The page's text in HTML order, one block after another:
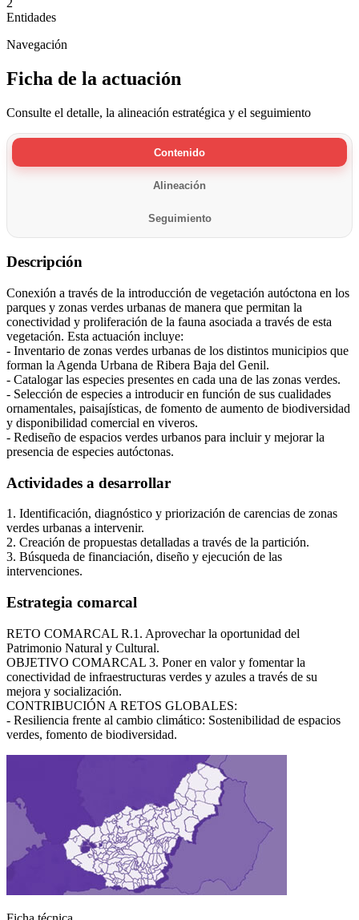
Entidades
Navegación
Ficha de la actuación
Consulte el detalle, la alineación estratégica y el seguimiento
Contenido
Alineación
Seguimiento
Descripción
Conexión a través de la introducción de vegetación autóctona en los
parques y zonas verdes urbanas de manera que permitan la
conectividad y proliferación de la fauna asociada a través de esta
vegetación. Esta actuación incluye:
- Inventario de zonas verdes urbanas de los distintos municipios que
forman la Agenda Urbana de Ribera Baja del Genil.
- Catalogar las especies presentes en cada una de las zonas verdes.
- Selección de especies a introducir en función de sus cualidades
ornamentales, paisajísticas, de fomento de aumento de biodiversidad
y disponibilidad comercial en viveros.
- Rediseño de espacios verdes urbanos para incluir y mejorar la
presencia de especies autóctonas.
Actividades a desarrollar
1. Identificación, diagnóstico y priorización de carencias de zonas
verdes urbanas a intervenir.
2. Creación de propuestas detalladas a través de la partición.
3. Búsqueda de financiación, diseño y ejecución de las
intervenciones.
Estrategia comarcal
RETO COMARCAL R.1. Aprovechar la oportunidad del
Patrimonio Natural y Cultural.
OBJETIVO COMARCAL 3. Poner en valor y fomentar la
conectividad de infraestructuras verdes y azules a través de su
mejora y socialización.
CONTRIBUCIÓN A RETOS GLOBALES:
- Resiliencia frente al cambio climático: Sostenibilidad de espacios
verdes, fomento de biodiversidad.